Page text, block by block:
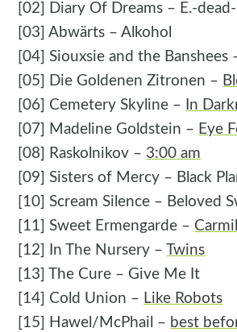
[02] Diary Of Dreams – E.-
[03] Abwärts – Alkohol
[04] Siouxsie and the Banshees
[05] Die Goldenen Zitronen –
[06] Cemetery Skyline –
In
[07] Madeline Goldstein – Eye
[08] Raskolnikov – 3:00 am
[09] Sisters of Mercy – Black
[10] Scream Silence – Beloved
[11] Sweet Ermengarde –
[12] In The Nursery –
Twins
[13] The Cure – Give Me It
[14] Cold Union – Like Robots
[15] Hawel/McPhail – best